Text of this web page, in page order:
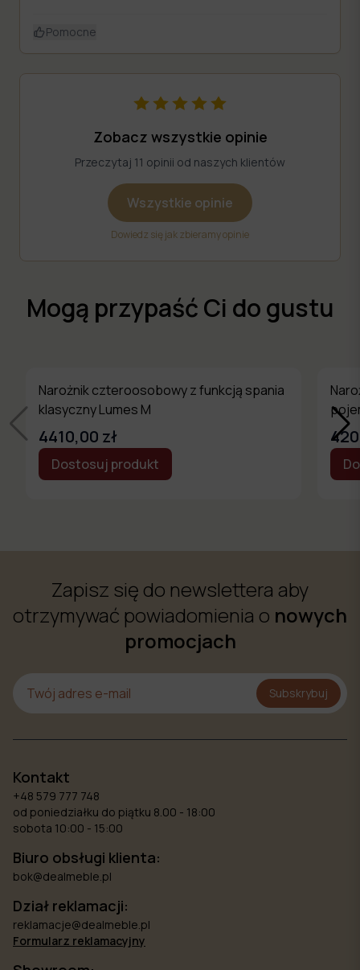
Pomocne
Zobacz wszystkie opinie
Przeczytaj 11 opinii od naszych klientów
Wszystkie opinie
Dowiedz się jak zbieramy opinie
Mogą przypaść Ci do gustu
Narożnik czteroosobowy z funkcją spania
klasyczny Lumes M
4410,00 zł
Dostosuj produkt
Zapisz się do newslettera aby
otrzymywać powiadomienia o nowych
promocjach
Subskrybuj
Kontakt
+48 579 777 748
od poniedziałku do piątku 8.00 - 18:00
sobota 10:00 - 15:00
Biuro obsługi klienta:
bok@dealmeble.pl
Dział reklamacji:
reklamacje@dealmeble.pl
Formularz reklamacyjny